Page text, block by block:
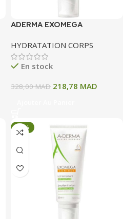
ADERMA EXOMEGA
EMOLLIENT ANTI GRATTAGE
200ML
HYDRATATION CORPS
En stock
328,00MAD 218,78 MAD
-33%